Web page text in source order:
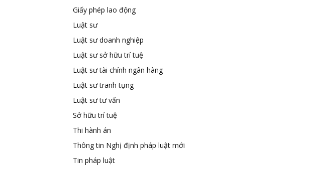
Giấy phép lao động
Luật sư
Luật sư doanh nghiệp
Luật sư sở hữu trí tuệ
Luật sư tài chính ngân hàng
Luật sư tranh tụng
Luật sư tư vấn
Sở hữu trí tuệ
Thi hành án
Thông tin Nghị định pháp luật mới
Tin pháp luật